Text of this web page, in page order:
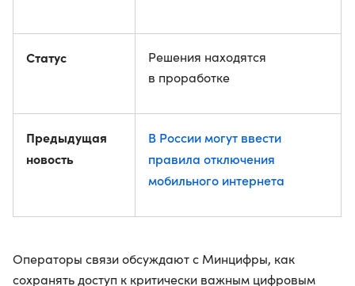
Статус
Решения находятся
в проработке
Предыдущая
новость
В России могут ввести
правила отключения
мобильного интернета
Операторы связи обсуждают с Минцифры, как
сохранять доступ к критически важным цифровым